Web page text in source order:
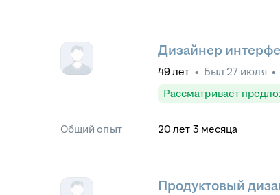
Дизайнер
49лет • Был 27 июля •
Рассматривает
Общий опыт 20 лет 3 месяца
Продуктовый